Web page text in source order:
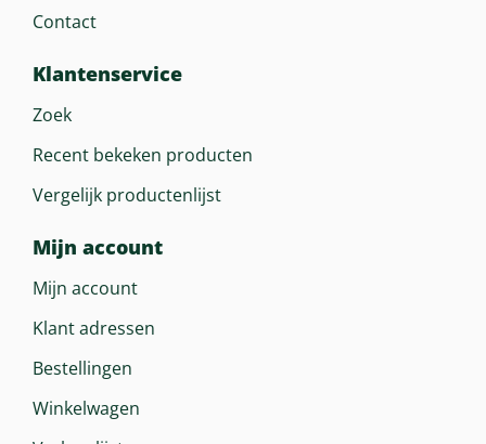
Contact
Klantenservice
Zoek
Recent bekeken producten
Vergelijk productenlijst
Mijn account
Mijn account
Klant adressen
Bestellingen
Winkelwagen